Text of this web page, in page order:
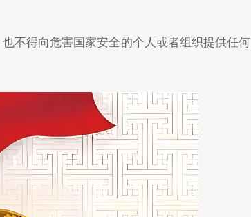
不得向危害国家安全的个人或者组织提供任何